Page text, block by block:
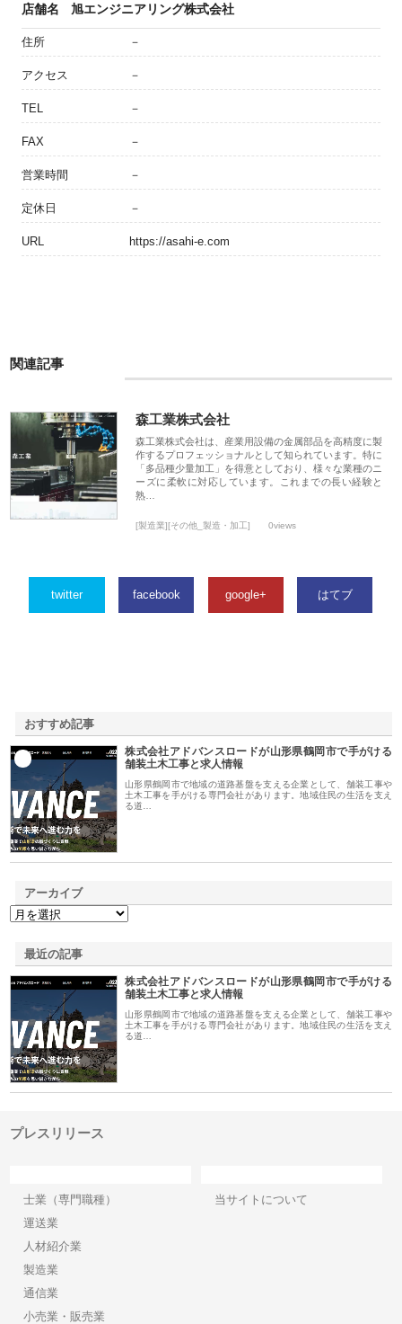
店舗名 旭エンジニアリング株式会社
住所 －
アクセス －
TEL －
FAX －
営業時間 －
定休日 －
URL https://asahi-e.com
関連記事
森工業株式会社
森工業株式会社は、産業用設備の金属部品を高精度に製
作するプロフェッショナルとして知られています。特に
「多品種少量加工」を得意としており、様々な業種のニ
ーズに柔軟に対応しています。これまでの長い経験と
熟…
[製造業][その他_製造・加工] 0views
twitter facebook google+ はてブ
おすすめ記事
株式会社アドバンスロードが山形県鶴岡市で手がける
舗装土木工事と求人情報
山形県鶴岡市で地域の道路基盤を支える企業として、舗装工事や
土木工事を手がける専門会社があります。地域住民の生活を支え
る道…
アーカイブ
最近の記事
株式会社アドバンスロードが山形県鶴岡市で手がける
舗装土木工事と求人情報
山形県鶴岡市で地域の道路基盤を支える企業として、舗装工事や
土木工事を手がける専門会社があります。地域住民の生活を支え
る道…
プレスリリース
士業（専門職種）
運送業
人材紹介業
製造業
通信業
小売業・販売業
当サイトについて